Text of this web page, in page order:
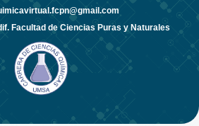
Facultad de Ciencias Puras y Naturales